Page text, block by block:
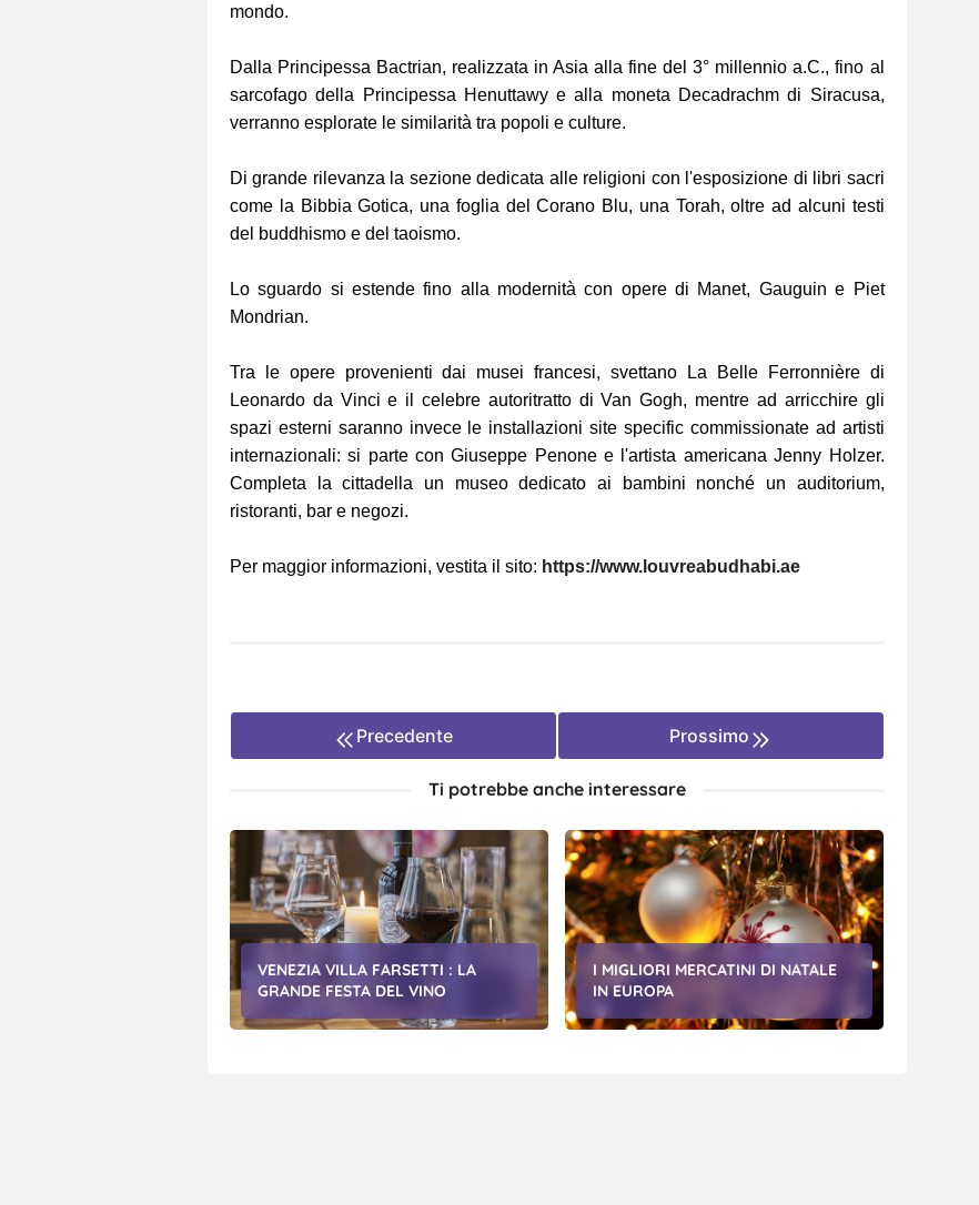
mondo.
Dalla Principessa Bactrian, realizzata in Asia alla fine del 3° millennio a.C., fino al
sarcofago della Principessa Henuttawy e alla moneta Decadrachm di Siracusa,
verranno esplorate le similarità tra popoli e culture.
Di grande rilevanza la sezione dedicata alle religioni con l'esposizione di libri sacri
come la Bibbia Gotica, una foglia del Corano Blu, una Torah, oltre ad alcuni testi
del buddhismo e del taoismo.
Lo sguardo si estende fino alla modernità con opere di Manet, Gauguin e Piet
Mondrian.
Tra le opere provenienti dai musei francesi, svettano La Belle Ferronnière di
Leonardo da Vinci e il celebre autoritratto di Van Gogh, mentre ad arricchire gli
spazi esterni saranno invece le installazioni site specific commissionate ad artisti
internazionali: si parte con Giuseppe Penone e l'artista americana Jenny Holzer.
Completa la cittadella un museo dedicato ai bambini nonché un auditorium,
ristoranti, bar e negozi.
Per maggior informazioni, vestita il sito: https://www.louvreabudhabi.ae
Precedente Prossimo
Ti potrebbe anche interessare
VENEZIA VILLA FARSETTI : LA
GRANDE FESTA DEL VINO
I MIGLIORI MERCATINI DI NATALE
IN EUROPA